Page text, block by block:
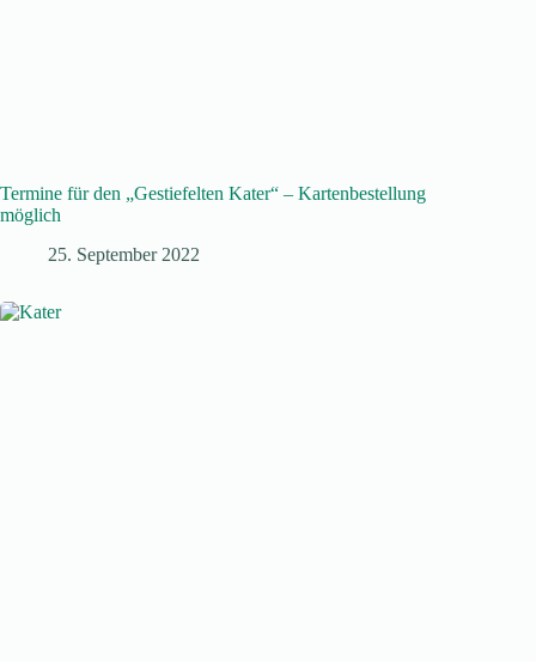
Termine für den „Gestiefelten Kater“ – Kartenbestellung
möglich
25. September 2022